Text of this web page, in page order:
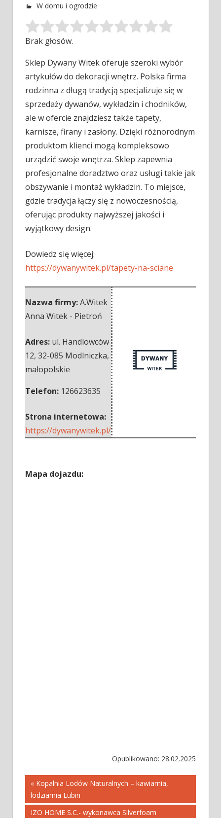
W domu i ogrodzie
Brak głosów.
Sklep Dywany Witek oferuje szeroki wybór
artykułów do dekoracji wnętrz. Polska firma
rodzinna z długą tradycją specjalizuje się w
sprzedażydywanów, wykładzin i chodników,
ale w ofercie znajdziesz także tapety,
karnisze, firany i zasłony. Dzięki różnorodnym
produktom klienci mogą kompleksowo
urządzić swoje wnętrza. Sklep zapewnia
profesjonalne doradztwo oraz usługi takie jak
obszywanie i montaż wykładzin. To miejsce,
gdzie tradycja łączy się z nowoczesnością,
oferując produkty najwyższej jakości i
wyjątkowy design.
Dowiedz się więcej:
https://dywanywitek.pl/tapety-na-sciane
Nazwa firmy:A.Witek
Anna Witek - Pietroń
Adres: ul. Handlowców
12, 32-085 Modlniczka,
małopolskie
Telefon: 126623635
Strona internetowa:
https://dywanywitek.pl/
Mapa dojazdu:
Opublikowano: 28.02.2025
Nawigacja
wpisu
« Kopalnia Lodów Naturalnych – kawiarnia,
lodziarnia Lubin
IZO HOME S.C.- wykonawca Silverfoam